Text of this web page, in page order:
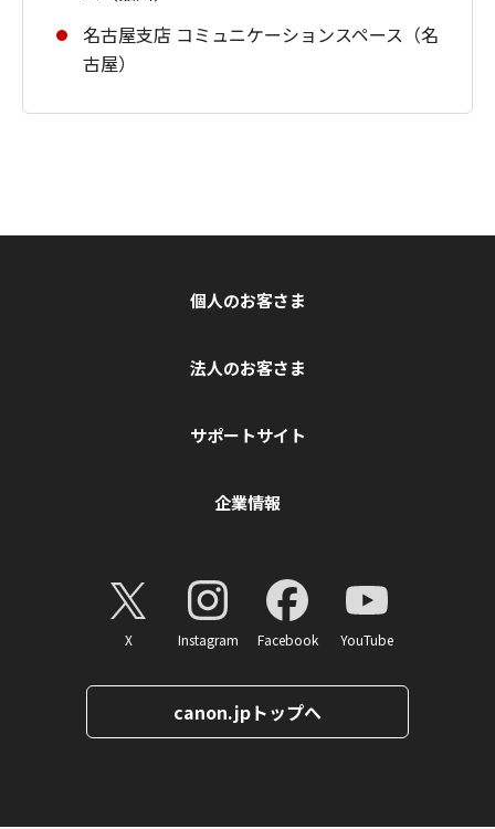
名古屋支店 コミュニケーションスペース（名
古屋）
個人のお客さま
法人のお客さま
サポートサイト
企業情報
X Instagram Facebook YouTube
canon.jpトップへ